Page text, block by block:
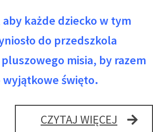
aby każde dziecko w tym
do przedszkola
misia, by razem
wyjątkowe święto.
CZYTAJ WIĘCEJ 25